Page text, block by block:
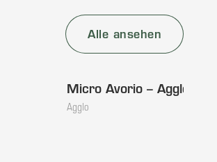
Alle ansehen
Micro Avorio – Agglo
Agglo